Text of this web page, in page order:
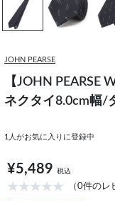
JOHN PEARSE
【JOHN PEARSE
ネクタイ8.0cm幅/
1 人がお気に入りに登録中
¥5,489 税込
（0件のレ